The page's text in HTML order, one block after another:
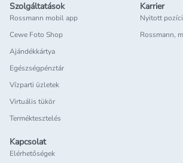
Szolgáltatások
Rossmann mobil app
Cewe Foto Shop
Ajándékkártya
Egészségpénztár
Vízparti üzletek
Virtuális tükör
Terméktesztelés
Karrier
Nyitott
Rossmann,
Kapcsolat
Elérhetőségek